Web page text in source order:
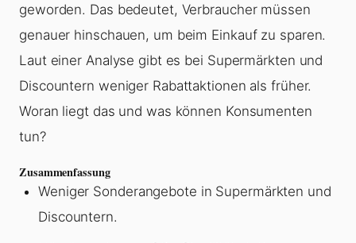
geworden. Das bedeutet, Verbraucher müssen
genauer hinschauen, um beim Einkauf zu sparen.
Laut einer Analyse gibt es bei Supermärkten und
Discountern weniger Rabattaktionen als früher.
Woran liegt das und was können Konsumenten
tun?
Zusammenfassung
Weniger Sonderangebote in Supermärkten und
Discountern.